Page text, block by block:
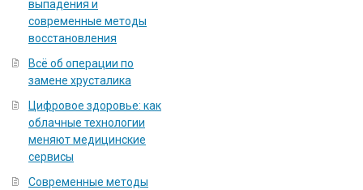
выпадения и
современные методы
восстановления
Всё об операции по
замене хрусталика
Цифровое здоровье: как
облачные технологии
меняют медицинские
сервисы
Современные методы